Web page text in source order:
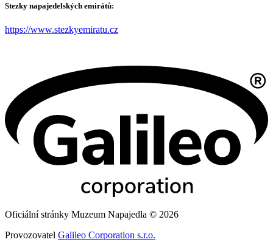
Stezky napajedelských emirátů:
https://www.stezkyemiratu.cz
Oficiální stránky Muzeum Napajedla © 2026
Provozovatel Galileo Corporation s.r.o.